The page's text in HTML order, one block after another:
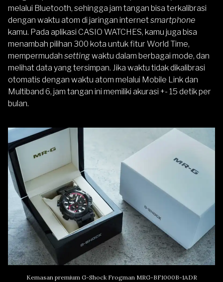
melalui Bluetooth, sehingga jam tangan bisa terkalibrasi
dengan waktu atom di jaringan internetsmartphone
kamu. Pada aplikasi CASIO WATCHES, kamu juga bisa
menambah pilihan 300 kota untuk fitur World Time,
mempermudah settingwaktu dalam berbagai mode, dan
melihat data yang tersimpan. Jika waktu tidak dikalibrasi
otomatis dengan waktu atom melalui Mobile Link dan
Multiband 6, jam tangan ini memiliki akurasi +- 15 detik per
bulan.
Kemasan premium G-Shock Frogman MRG-BF1000B-1ADR